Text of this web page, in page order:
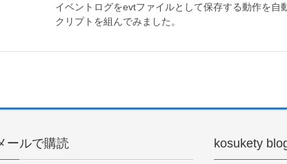
イベントログをevtファイルとして保存する動作を自
クリプトを組んでみました。
ールで購読 kosukety